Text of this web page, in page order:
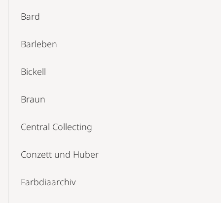
Bard
Barleben
Bickell
Braun
Central Collecting
Conzett und Huber
Farbdiaarchiv